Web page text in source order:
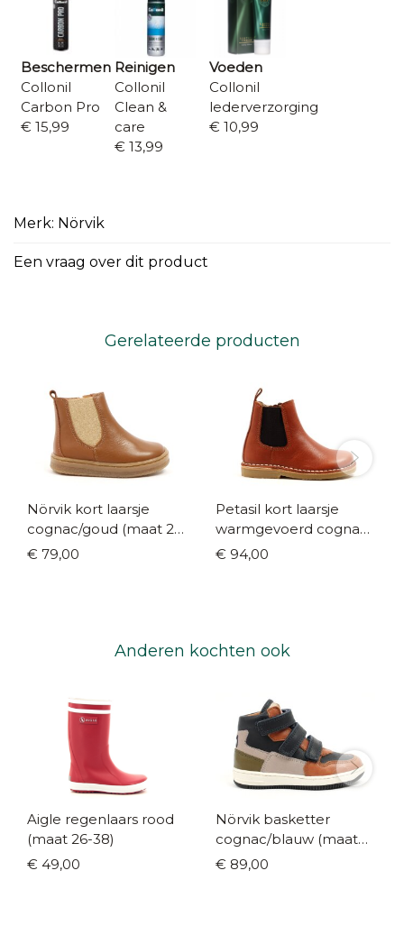
Beschermen
Collonil
Carbon Pro
€ 15,99
Reinigen
Collonil
Clean &
care
€ 13,99
Voeden
Collonil
lederverzorging
€ 10,99
Merk: Nörvik
Een vraag over dit product
Gerelateerde producten
Nörvik kort laarsje
cognac/goud (maat 20-
29)
€ 79,00
Petasil kort laarsje
warmgevoerd cognac
(maat 22-35)
€ 94,00
Anderen kochten ook
Aigle regenlaars rood
(maat 26-38)
€ 49,00
Nörvik basketter
cognac/blauw (maat
26-35)
€ 89,00